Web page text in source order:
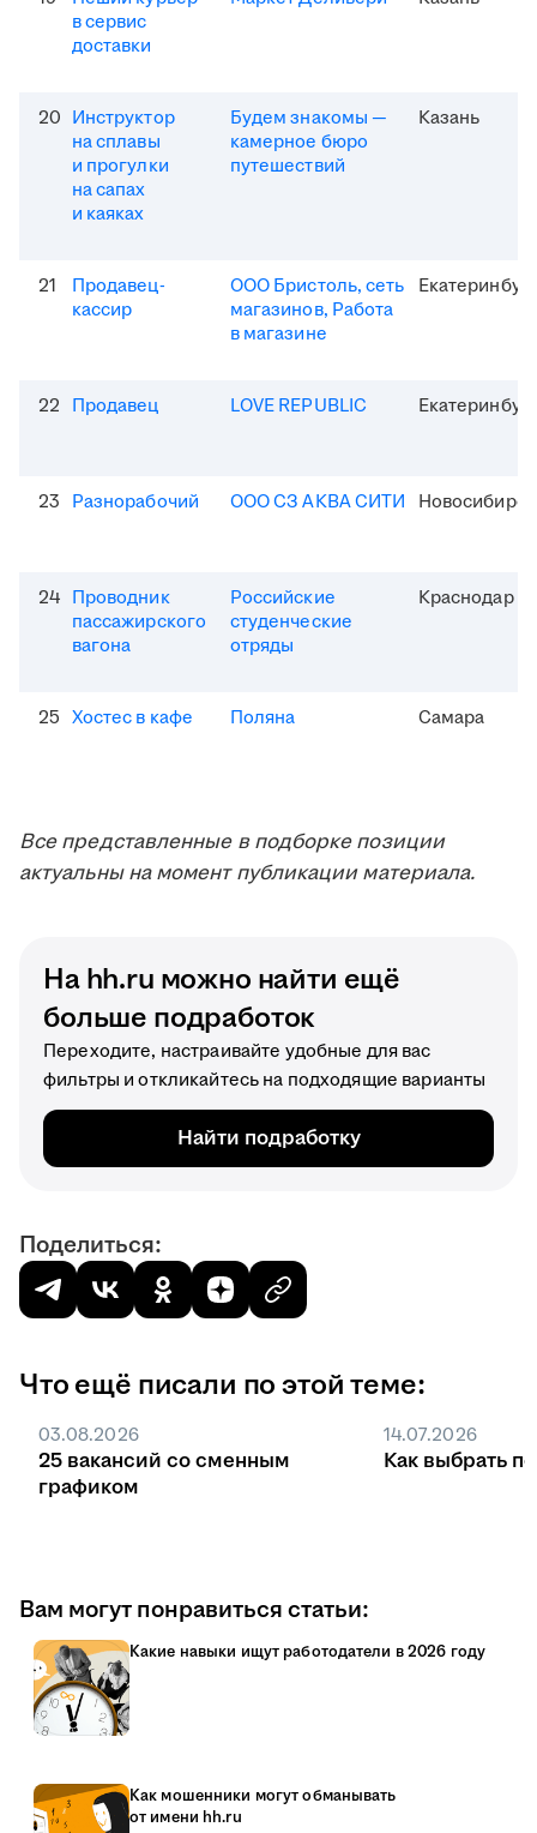
в сервис
доставки
20 Инструктор
на сплавы
и прогулки
на сапах
и каяках
Будем знакомы —
камерное бюро
путешествий
Казань
21
Продавец-
кассир
ООО Бристоль, сеть
магазинов, Работа
в магазине
22 Продавец LOVE REPUBLIC
23 Разнорабочий ООО СЗ АКВА СИТИ Новосибирск
24 Проводник
пассажирского
вагона
Российские
студенческие
отряды
Краснодар
25 Хостес в кафе Поляна Самара
Все представленные в подборке позиции
актуальны на момент публикации материала.
На hh.ru можно найти ещё
больше подработок
Переходите, настраивайте удобные для вас
фильтры и откликайтесь на подходящие варианты
Найти подработку
Поделиться:
Что ещё писали по этой теме:
03.08.2026
25 вакансий со сменным
графиком
14.07.2026
Как выбрать
Вам могут понравиться статьи:
Какие навыки ищут работодатели в 2026 году
Как мошенники могут обманывать
от имени hh.ru